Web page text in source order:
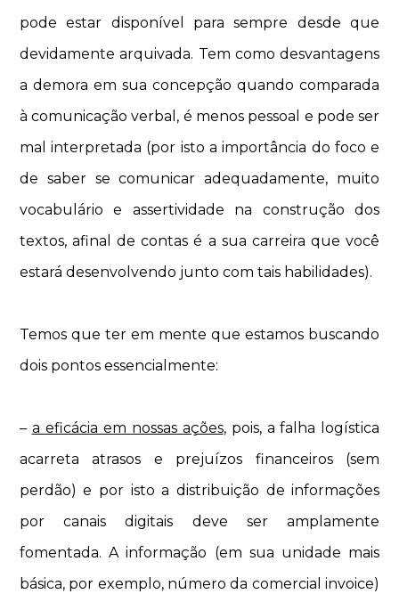
pode estar disponível para sempre desde que
devidamente arquivada. Tem como desvantagens
a demora em sua concepção quando comparada
à comunicação verbal, é menos pessoal e pode ser
mal interpretada (por isto a importância do foco e
de saber se comunicar adequadamente, muito
vocabulário e assertividade na construção dos
textos, afinal de contas é a sua carreira que você
estará desenvolvendo junto com tais habilidades).
Temos que ter em mente que estamos buscando
dois pontos essencialmente:
– a eficácia em nossas ações, pois, a falha logística
acarreta atrasos e prejuízos financeiros (sem
perdão) e por isto a distribuição de informações
por canais digitais deve ser amplamente
fomentada. A informação (em sua unidade mais
básica, por exemplo, número da comercial invoice)